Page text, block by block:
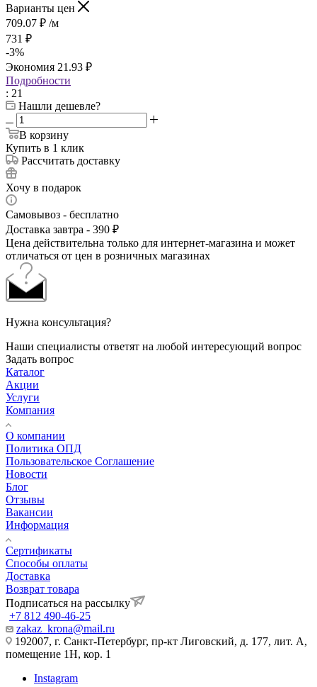
Варианты цен
709.07 ₽ /м
731 ₽
-3%
Экономия 21.93 ₽
Подробности
: 21
Нашли дешевле?
В корзину
Купить в 1 клик
Рассчитать доставку
Хочу в подарок
Самовывоз - бесплатно
Доставка завтра - 390 ₽
Цена действительна только для интернет-магазина и может
отличаться от цен в розничных магазинах
Нужна консультация?
Наши специалисты ответят на любой интересующий вопрос
Задать вопрос
Каталог
Акции
Услуги
Компания
О компании
Политика ОПД
Пользовательское Соглашение
Новости
Блог
Отзывы
Вакансии
Информация
Сертификаты
Способы оплаты
Доставка
Возврат товара
Подписаться на рассылку
+7 812 490-46-25
zakaz_krona@mail.ru
192007, г. Санкт-Петербург, пр-кт Лиговский, д. 177, лит. А,
помещение 1Н, кор. 1
Instagram